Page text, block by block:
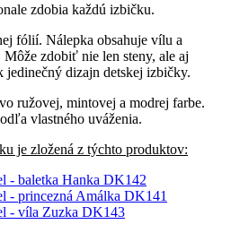
zdobia každú izbičku.
fólií. Nálepka obsahuje vílu a
zdobiť nie len steny, ale aj
dizajn detskej izbičky.
ružovej, mintovej a modrej farbe.
vlastného uváženia.
je zložená z týchto produktov:
- baletka Hanka DK142
- princezná Amálka DK141
- víla Zuzka DK143